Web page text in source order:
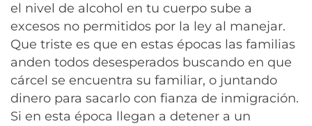
el nivel de alcohol en tu cuerpo sube a
excesos no permitidos por la ley al manejar.
Que triste es que en estas épocas las familias
anden todos desesperados buscando en que
cárcel se encuentra su familiar, o juntando
dinero para sacarlo con fianza de inmigración.
Si en esta época llegan a detener a un